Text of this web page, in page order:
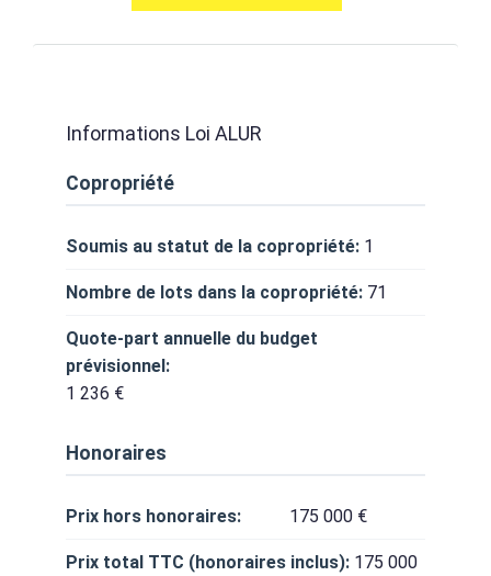
Informations Loi ALUR
Copropriété
Soumis au statut de la copropriété: 1
Nombre de lots dans la copropriété: 71
Quote-part annuelle du budget
prévisionnel:
1 236 €
Honoraires
Prix hors honoraires: 175 000 €
Prix total TTC (honoraires inclus): 175 000